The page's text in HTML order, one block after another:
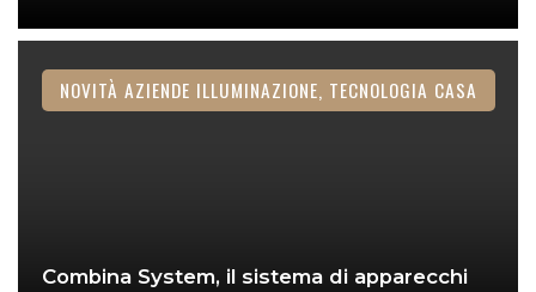
Combina System, il sistema di apparecchi
NOVITÀ AZIENDE ILLUMINAZIONE, TECNOLOGIA CASA